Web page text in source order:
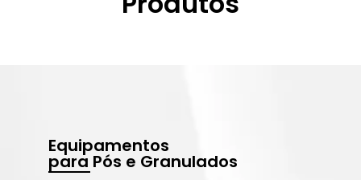
Equipamentos
para Pós e Granulados